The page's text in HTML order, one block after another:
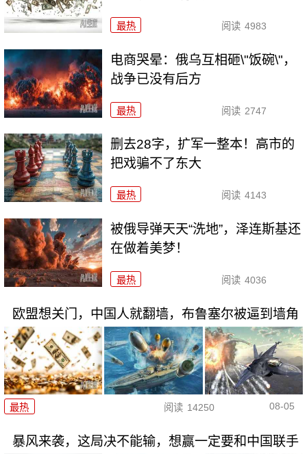
最热 阅读 4983
电商哭晕：俄乌互相砸\"饭碗\"，
战争已没有后方
最热 阅读 2747
删去28字，扩军一整本！高市的
把戏骗不了东大
最热 阅读 4143
被俄导弹天天“洗地”，泽连斯基还
在做着美梦！
最热 阅读 4036
欧盟想关门，中国人就翻墙，布鲁塞尔被逼到墙角
最热 阅读 14250 08-05
暴风来袭，这局决不能输，想赢一定要和中国联手